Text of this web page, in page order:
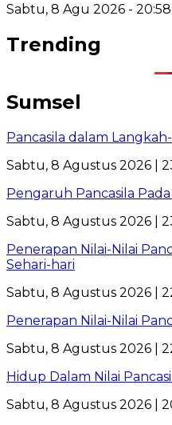
Sabtu, 8 Agu 2026 -
Trending
Sumsel
Pancasila dalam
Sabtu, 8 Agustus 2026 |
Pengaruh Pancasila
Sabtu, 8 Agustus 2026 |
Penerapan Nilai-Nilai
Sehari-hari
Sabtu, 8 Agustus 2026 |
Penerapan Nilai-Nilai
Sabtu, 8 Agustus 2026 |
Hidup Dalam Nilai
Sabtu, 8 Agustus 2026 |